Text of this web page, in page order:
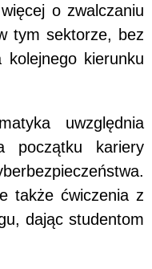
o zwalczaniu
tym sektorze, bez
kolejnego kierunku
uwzględnia
początku kariery
także ćwiczenia z
dając studentom